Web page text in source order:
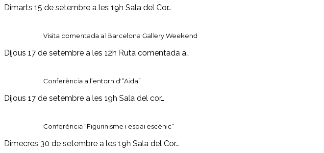
Dimarts 15 de setembre a les 19h Sala del Cor…
Visita comentada al Barcelona Gallery Weekend
Dijous 17 de setembre a les 12h Ruta comentada a…
Conferència a l’entorn d'”Aida”
Dijous 17 de setembre a les 19h Sala del cor…
Conferència “Figurinisme i espai escènic”
Dimecres 30 de setembre a les 19h Sala del Cor…